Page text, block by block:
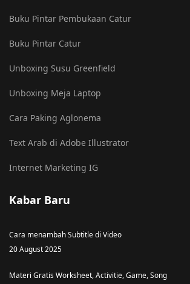
Buku Pintar Pembukaan Catur
Buku Pintar Catur
Unboxing Susu Greenfield
Unboxing Meja Laptop
Cara Paking Aglonema
Text Arab di Adobe Illustrator
Internet Marketing IG
Kabar Baru
Cara menambah Subtitle di Video
20 August 2025
Materi Gratis Worksheet, Activitie, Game, Song